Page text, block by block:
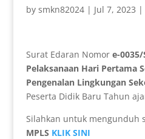
by smkn82024| Jul 7, 2023 |
Surat Edaran Nomor e-0035/
Pelaksanaan Hari Pertama
Pengenalan Lingkungan
Peserta Didik Baru Tahun
Silahkan untuk mengunduh
MPLS KLIK SINI